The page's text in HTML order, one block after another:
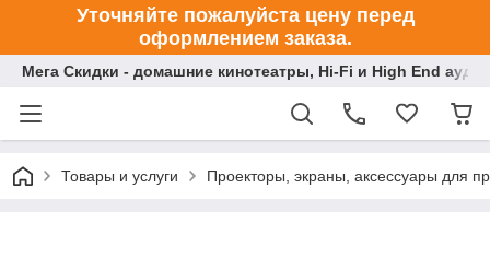
Уточняйте пожалуйста цену перед
оформлением заказа.
Мега Скидки - домашние кинотеатры, Hi-Fi и High End
Товары и услуги Проекторы, экраны, аксессуары для